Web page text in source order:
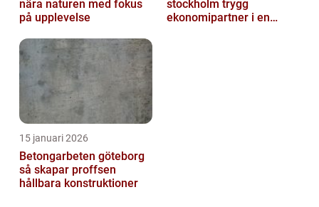
nära naturen med fokus
på upplevelse
stockholm trygg
ekonomipartner i en
15 januari 2026
Betongarbeten göteborg
så skapar proffsen
hållbara konstruktioner